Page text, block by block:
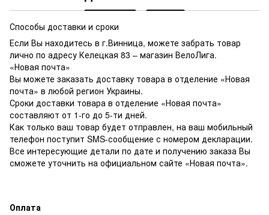
Способы доставки и сроки
Если Вы находитесь в г.Винница, можете забрать товар
лично по адресу Келецкая 83 – магазин ВелоЛига.
«Новая почта»
Вы можете заказать доставку товара в отделение «Новая
почта» в любой регион Украины.
Сроки доставки товара в отделение «Новая почта»
составляют от 1-го до 5-ти дней.
Как только ваш товар будет отправлен, на ваш мобильный
телефон поступит SMS-сообщение с номером декларации.
Все интересующие детали по дате и получению заказа Вы
сможете уточнить на официальном сайте «Новая почта».
Оплата